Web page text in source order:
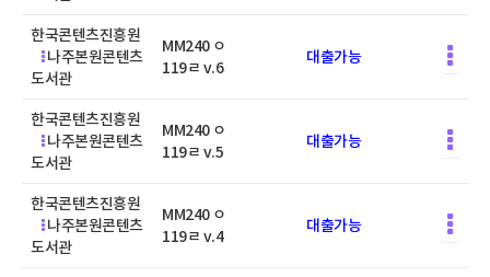
한국콘텐츠진흥원
나주본원콘텐츠
도서관
MM240 ㅇ
119ㄹ v.6
대출가능
한국콘텐츠진흥원
나주본원콘텐츠
도서관
MM240 ㅇ
119ㄹ v.5
대출가능
한국콘텐츠진흥원
나주본원콘텐츠
도서관
MM240 ㅇ
119ㄹ v.4
대출가능